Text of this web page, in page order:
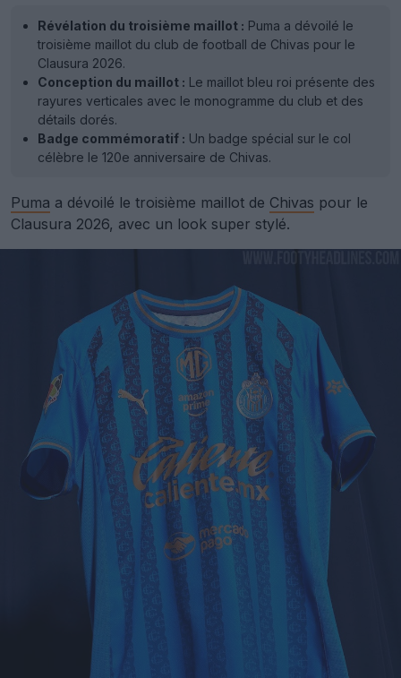
Révélation du troisième maillot : Puma a dévoilé le
troisième maillot du club de football de Chivas pour le
Clausura 2026.
Conception du maillot : Le maillot bleu roi présente des
rayures verticales avec le monogramme du club et des
détails dorés.
Badge commémoratif : Un badge spécial sur le col
célèbre le 120e anniversaire de Chivas.
Puma a dévoilé le troisième maillot de Chivas pour le
Clausura 2026, avec un look super stylé.